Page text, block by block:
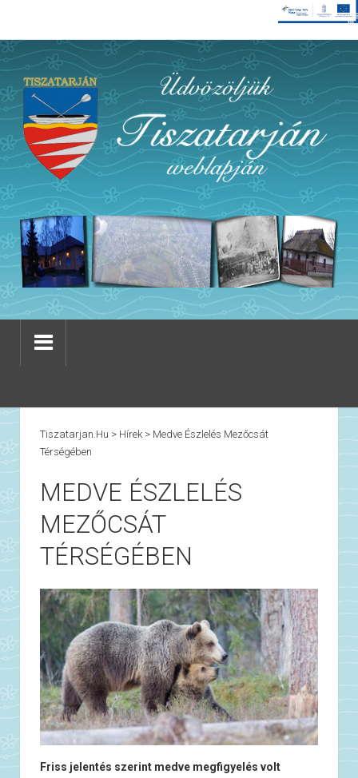
Tiszatarjan.hu > Hírek> Medve Észlelés Mezőcsát
Térségében
MEDVE ÉSZLELÉS
MEZŐCSÁT
TÉRSÉGÉBEN
Friss jelentés szerint medve megfigyelés volt